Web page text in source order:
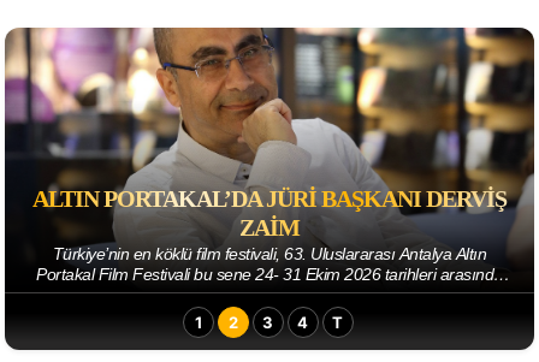
ALTIN PORTAKAL’DA JÜRI BAŞKANI DERVIŞ
ZAIM
Türkiye’nin en köklü film festivali, 63. Uluslararası Antalya Altın
Portakal Film Festivali bu sene 24- 31 Ekim 2026 tarihleri arasında
sinemaseverlerle bulu...
1
2 3 4 T